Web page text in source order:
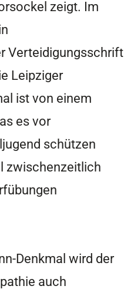
zeigt. Im
Verteidigungsschrift
Leipziger
ist von einem
es vor
schützen
zwischenzeitlich
Denkmal wird der
auch